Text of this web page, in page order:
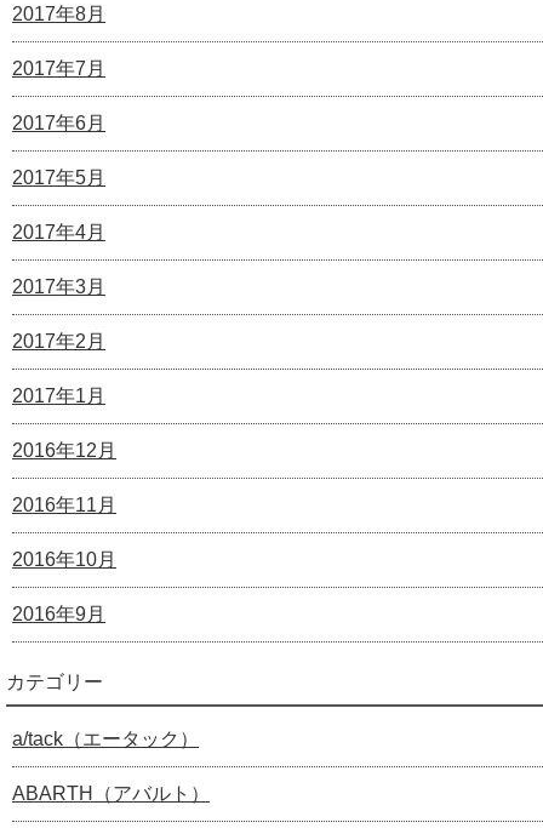
2017年8月
2017年7月
2017年6月
2017年5月
2017年4月
2017年3月
2017年2月
2017年1月
2016年12月
2016年11月
2016年10月
2016年9月
カテゴリー
a/tack（エータック）
ABARTH（アバルト）